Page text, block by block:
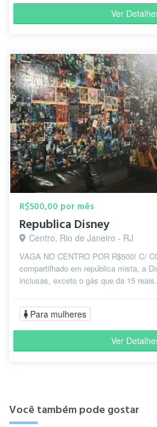
Ver
R$500,00 por mês
Republica Disney
Centro, Rio de Janeiro - RJ
VAGA NO CENTRO POR R$500! C/
compartilhado em república mista, a
inclusas, exceto o gás que da 15
Para mulheres
Ver
Você também pode gostar